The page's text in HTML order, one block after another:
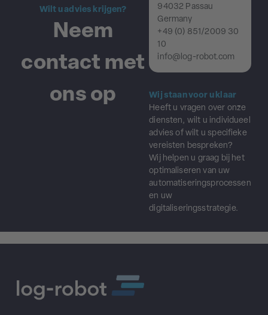
Wilt u advies krijgen?
Neem
contact met
ons op
94032 Passau
Germany
+49 (0) 851/2009 30
10
info@log-robot.com
Wij staan voor u klaar
Heeft u vragen over onze
diensten, wilt u individueel
advies of wilt u specifieke
vereisten bespreken?
Wij helpen u graag bij het
optimaliseren van uw
automatiseringsprocessen
en uw
digitaliseringsstrategie.